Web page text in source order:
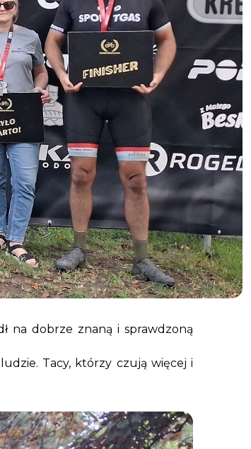
na dobrze znaną i sprawdzoną
Tacy, którzy czują więcej i